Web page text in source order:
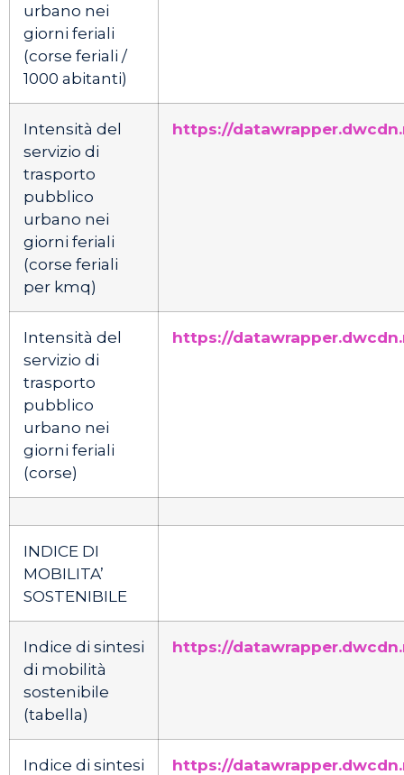
urbano nei
giorni feriali
(corse feriali /
1000 abitanti)
Intensità del
servizio di
trasporto
pubblico
urbano nei
giorni feriali
(corse feriali
per kmq)
https://
Intensità del
servizio di
trasporto
pubblico
urbano nei
giorni feriali
(corse)
https://
INDICE DI
MOBILITA’
SOSTENIBILE
Indice di sintesi
di mobilità
sostenibile
(tabella)
https://
Indice di sintesi
https://